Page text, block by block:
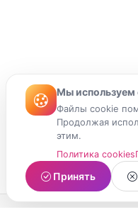
Мы используем
Файлы cookie
Продолжая
этим.
Политика cookies
Принять